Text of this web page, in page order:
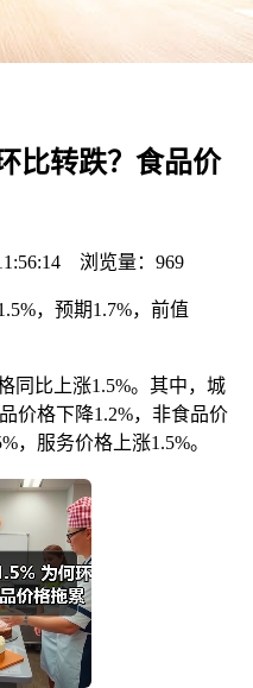
比转跌？食品价
浏览量： 969
，预期1.7%，前值
同比上涨1.5%。其中，城
价格下降1.2%，非食品价
，服务价格上涨1.5%。